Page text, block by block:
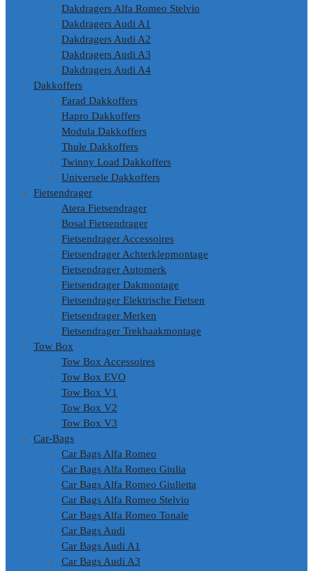
Dakdragers Alfa Romeo Stelvio
Dakdragers Audi A1
Dakdragers Audi A2
Dakdragers Audi A3
Dakdragers Audi A4
Dakkoffers
Farad Dakkoffers
Hapro Dakkoffers
Modula Dakkoffers
Thule Dakkoffers
Twinny Load Dakkoffers
Universele Dakkoffers
Fietsendrager
Atera Fietsendrager
Bosal Fietsendrager
Fietsendrager Accessoires
Fietsendrager Achterklepmontage
Fietsendrager Automerk
Fietsendrager Dakmontage
Fietsendrager Elektrische Fietsen
Fietsendrager Merken
Fietsendrager Trekhaakmontage
Tow Box
Tow Box Accessoires
Tow Box EVO
Tow Box V1
Tow Box V2
Tow Box V3
Car-Bags
Car Bags Alfa Romeo
Car Bags Alfa Romeo Giulia
Car Bags Alfa Romeo Giulietta
Car Bags Alfa Romeo Stelvio
Car Bags Alfa Romeo Tonale
Car Bags Audi
Car Bags Audi A1
Car Bags Audi A3